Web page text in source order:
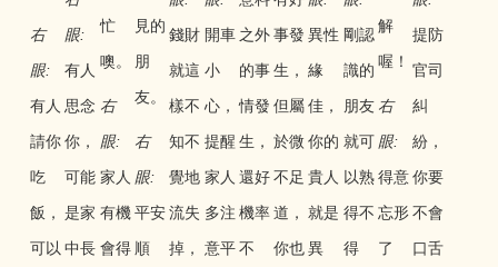
右
眼:
有人
請你
吃
飯，
可以
眼:
有人
思念
你，
可能
是家
中長
忙
噢。
右
眼:
家人
有機
會得
見的
朋
友。
右
眼:
平安
順
錢財
就這
樣不
知不
覺地
流失
掉，
開車
小
心，
提醒
家人
多注
意平
之外
的事
情發
生，
還好
機率
不
事發
生，
但屬
於微
不足
道，
你也
異性
緣
佳，
你的
貴人
就是
異
剛認
識的
朋友
就可
以熟
得不
得
解
喔！
右
眼:
得意
忘形
了
提防
官司
糾
紛，
你要
不會
口舌